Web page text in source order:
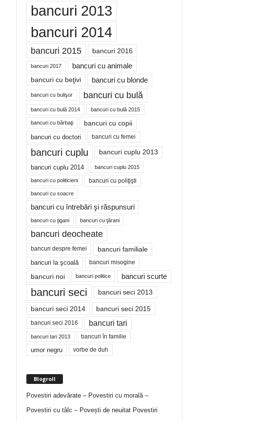
bancuri 2013
bancuri 2014
bancuri 2015 bancuri 2016
bancuri 2017 bancuri cu animale
bancuri cu beţivi bancuri cu blonde
bancuri cu bulişor bancuri cu bulă
bancuri cu bulă 2014 bancuri cu bulă 2015
bancuri cu bărbaţi bancuri cu copii
bancuri cu doctori bancuri cu femei
bancuri cuplu bancuri cuplu 2013
bancuri cuplu 2014 bancuri cuplu 2015
bancuri cu politicieni bancuri cu poliţişti
bancuri cu soacre
bancuri cu întrebări şi răspunsuri
bancuri cu ţigani bancuri cu ţărani
bancuri deocheate
bancuri despre femei bancuri familiale
bancuri la şcoală bancuri misogine
bancuri noi bancuri politice bancuri scurte
bancuri seci bancuri seci 2013
bancuri seci 2014 bancuri seci 2015
bancuri seci 2016 bancuri tari
bancuri tari 2013 bancuri în familie
umor negru vorbe de duh
Blogroll
Povestiri adevărate – Povestiri cu morală –
Povestiri cu tâlc – Povești de neuitatPovestiri